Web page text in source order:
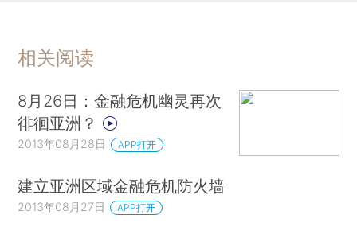
相关阅读
8月26日：金融危机幽灵再次
徘徊亚洲？
2013年08月28日 APP打开
建立亚洲区域金融危机防火墙
2013年08月27日 APP打开